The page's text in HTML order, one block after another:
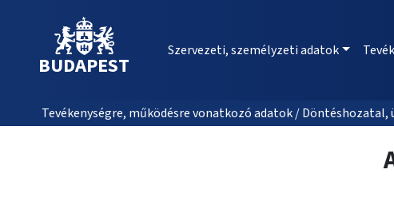
BUDAPEST
Szervezeti, személyzeti adatok
Tevékenységre, működésre vonatkozó adatok / Döntéshozatal,